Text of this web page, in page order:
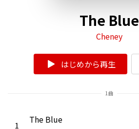
The Blue
Cheney
はじめから再生
1曲
1 The Blue